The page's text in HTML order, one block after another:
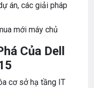
án, các giải pháp
mới máy chủ
Của Dell
cơ sở hạ tầng IT